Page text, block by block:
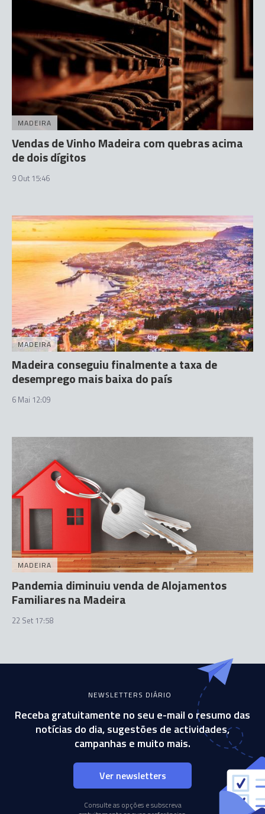
MADEIRA
Vendas de Vinho Madeira com quebras acima
de dois dígitos
9 Out 15:46
MADEIRA
Madeira conseguiu finalmente a taxa de
desemprego mais baixa do país
6 Mai 12:09
MADEIRA
Pandemia diminuiu venda de Alojamentos
Familiares na Madeira
22 Set 17:58
NEWSLETTERS DIÁRIO
Receba gratuitamente no seu e-mail o resumo das
notícias do dia, sugestões de actividades,
campanhas e muito mais.
Ver newsletters
Consulte as opções e subscreva